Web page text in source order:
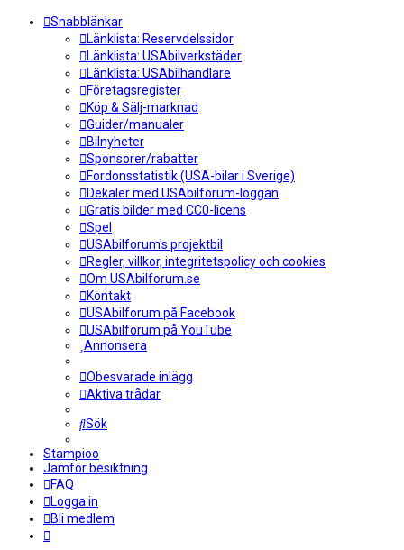
Snabblänkar
Länklista: Reservdelssidor
Länklista: USAbilverkstäder
Länklista: USAbilhandlare
Företagsregister
Köp & Sälj-marknad
Guider/manualer
Bilnyheter
Sponsorer/rabatter
Fordonsstatistik (USA-bilar i Sverige)
Dekaler med USAbilforum-loggan
Gratis bilder med CC0-licens
Spel
USAbilforum's projektbil
Regler, villkor, integritetspolicy och cookies
Om USAbilforum.se
Kontakt
USAbilforum på Facebook
USAbilforum på YouTube
Annonsera
Obesvarade inlägg
Aktiva trådar
Sök
Stampioo
Jämför besiktning
FAQ
Logga in
Bli medlem